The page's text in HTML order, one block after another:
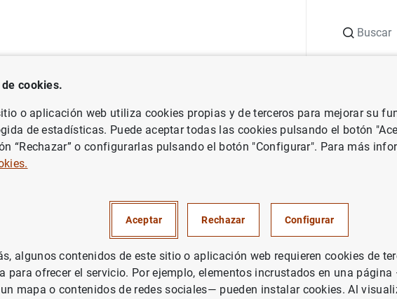
Áreas de actuación
económico e investigación Documentos de Trabajo The response of
the job: evidence from
2010
cookies.
o aplicación web utiliza cookies propias y de terceros para mejorar su
de estadísticas. Puede aceptar todas las cookies pulsando el botón
“Rechazar” o configurarlas pulsando el botón "Configurar". Para más
Aceptar Rechazar Configurar
algunos contenidos de este sitio o aplicación web requieren cookies de
para ofrecer el servicio. Por ejemplo, elementos incrustados en una
mapa o contenidos de redes sociales— pueden instalar cookies. Al